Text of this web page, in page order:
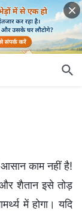
आसान काम नहीं है!
और शैतान इसे तोड़
में होगा। यदि